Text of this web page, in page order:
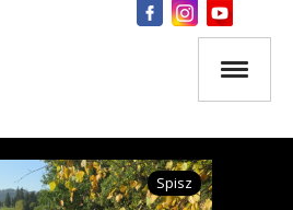
Spisz